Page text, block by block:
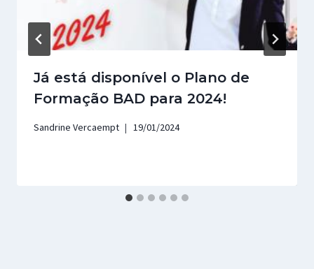
Já está disponível o Plano de
Formação BAD para 2024!
Sandrine Vercaempt 19/01/2024